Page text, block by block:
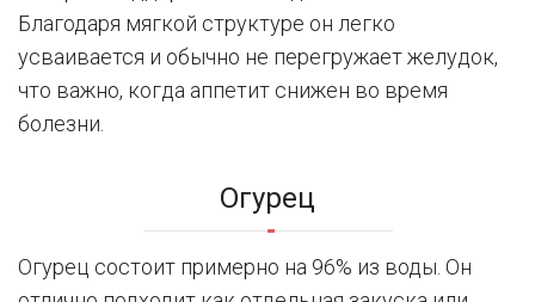
Благодаря мягкой структуре он легко
усваивается и обычно не перегружает желудок,
что важно, когда аппетит снижен во время
болезни.
Огурец
Огурец состоит примерно на 96% из воды. Он